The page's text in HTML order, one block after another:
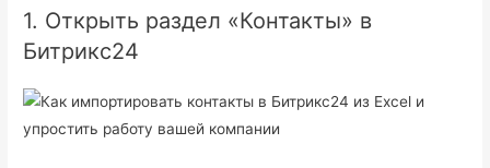
1. Открыть раздел «Контакты» в
Битрикс24